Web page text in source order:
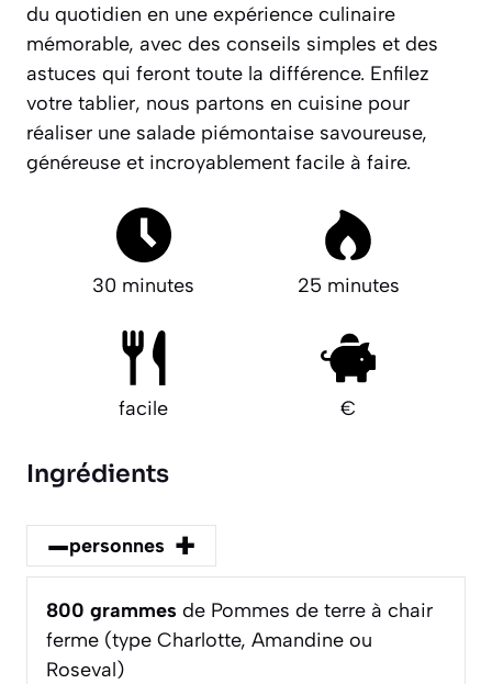
du quotidien en une expérience culinaire
mémorable, avec des conseils simples et des
astuces qui feront toute la différence. Enfilez
votre tablier, nous partons en cuisine pour
réaliser une salade piémontaise savoureuse,
généreuse et incroyablement facile à faire.
30 minutes 25 minutes
facile €
Ingrédients
–personnes +
800 grammes de Pommes de terre à chair
ferme (type Charlotte, Amandine ou
Roseval)